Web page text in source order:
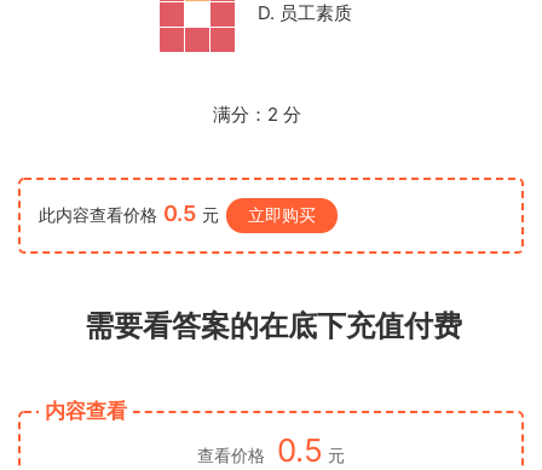
D. 员工素质
满分： 2 分
此内容查看价格 0.5 元 立即购买
需要看答案的在底下充值付费
内容查看
查看价格 0.5 元